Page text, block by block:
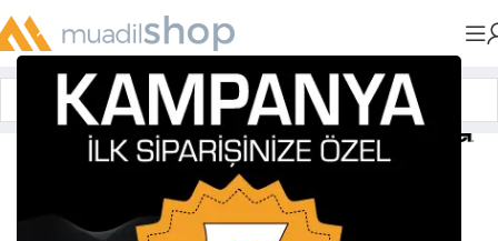
Anasayfa»Muadil Drum Üniteleri